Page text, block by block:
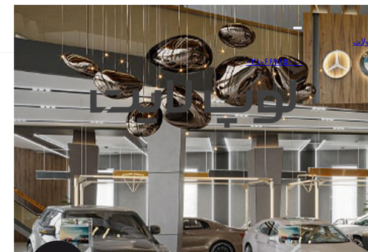
۰۲۱-۶۶۷۶۵۰۰۰